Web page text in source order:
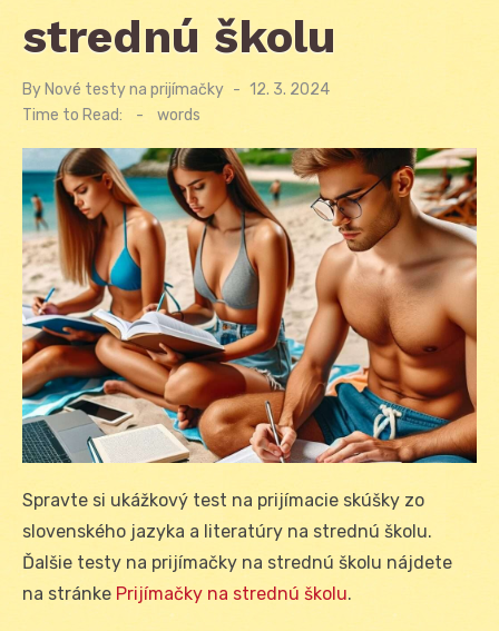
strednú školu
By Nové testy na prijímačky
Posted
12. 3. 2024
Time to Read:
- words
Spravte si ukážkový test na prijímacie skúšky zo
slovenského jazyka a literatúry na strednú školu.
Ďalšie testy na prijímačky na strednú školu nájdete
na stránke Prijímačky na strednú školu.